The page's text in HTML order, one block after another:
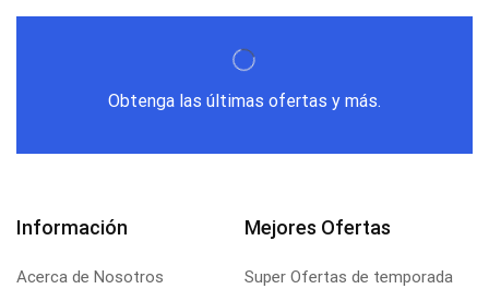
Obtenga las últimas ofertas y más.
Información
Acerca de Nosotros
Mejores Ofertas
Super Ofertas de temporada